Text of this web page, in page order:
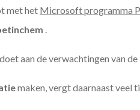
met het Microsoft programma
.
aan de verwachtingen van
maken, vergt daarnaast veel